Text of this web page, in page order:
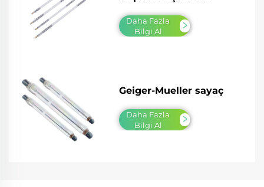
Daha Fazla
Bilgi Al
Geiger-Mueller sayaç
Daha Fazla
Bilgi Al